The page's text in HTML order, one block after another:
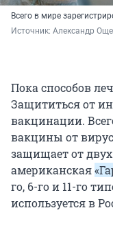
Всего в мире
Источник: Александр
Пока способов
Защититься от
вакцинации.
вакцины от
защищает от
американская
го, 6-го и 11-го
используется в